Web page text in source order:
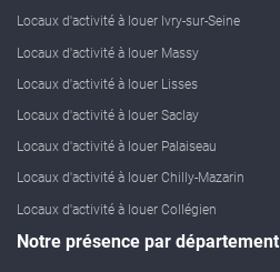
Locaux d'activité à louer Ivry-sur-Seine
Locaux d'activité à louer Massy
Locaux d'activité à louer Lisses
Locaux d'activité à louer Saclay
Locaux d'activité à louer Palaiseau
Locaux d'activité à louer Chilly-Mazarin
Locaux d'activité à louer Collégien
Notre présence par département